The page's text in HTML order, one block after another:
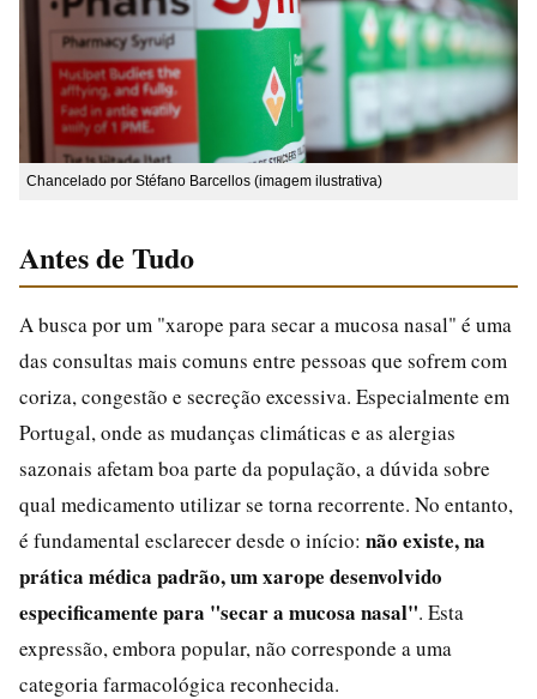
Chancelado por Stéfano Barcellos (imagem ilustrativa)
Antes de Tudo
A busca por um "xarope para secar a mucosa nasal" é uma
das consultas mais comuns entre pessoas que sofrem com
coriza, congestão e secreção excessiva. Especialmente em
Portugal, onde as mudanças climáticas e as alergias
sazonais afetam boa parte da população, a dúvida sobre
qual medicamento utilizar se torna recorrente. No entanto,
é fundamental esclarecer desde o início: não existe, na
prática médica padrão, um xarope desenvolvido
especificamente para "secar a mucosa nasal". Esta
expressão, embora popular, não corresponde a uma
categoria farmacológica reconhecida.